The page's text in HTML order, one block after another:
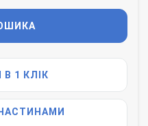
1 КЛІК